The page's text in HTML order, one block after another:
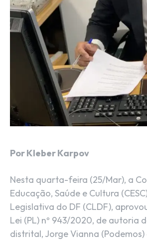
Por Kleber Karpov
Nesta quarta-feira (25/Mar), a
Educação, Saúde e Cultura
Legislativa do DF (CLDF),
Lei (PL) nº 943/2020, de autoria
distrital, Jorge Vianna